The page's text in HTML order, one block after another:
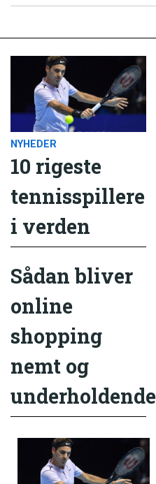
NYHEDER
10 rigeste
tennisspillere
i verden
Sådan bliver
online
shopping
nemt og
underholdende